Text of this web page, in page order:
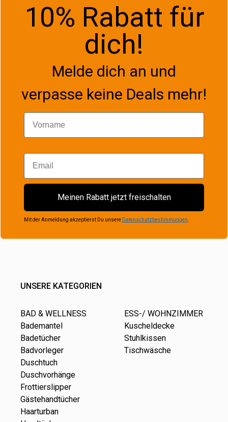
10% Rabatt für
dich!
Melde dich an und
verpasse keine Deals mehr!
Vorname
Email
Meinen Rabatt jetzt freischalten
Mit der Anmeldung akzeptierst Du unsere Datenschutzbestimmungen
UNSERE KATEGORIEN
BAD & WELLNESS
Bademantel
Badetücher
Badvorleger
Duschtuch
Duschvorhänge
Frottierslipper
Gästehandtücher
Haarturban
ESS-/ WOHNZIMMER
Kuscheldecke
Stuhlkissen
Tischwäsche